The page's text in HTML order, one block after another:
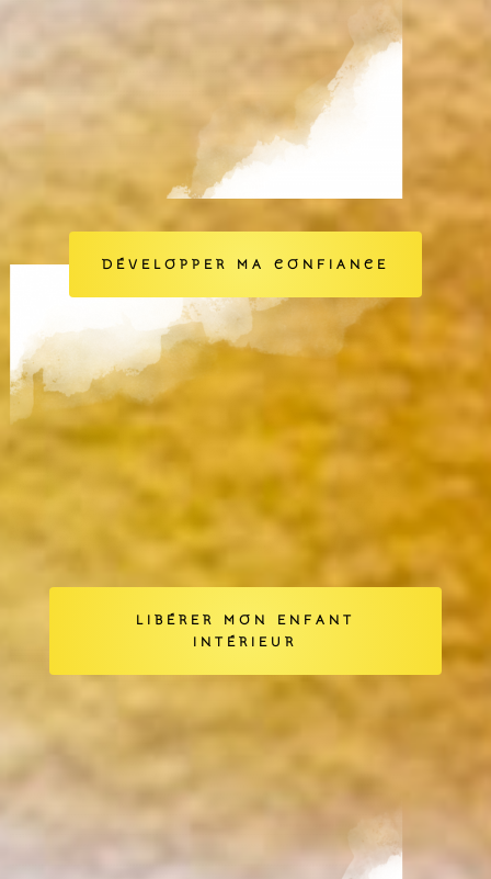
DÉVELOPPER MA CONFIANCE
LIBÉRER MON ENFANT
INTÉRIEUR